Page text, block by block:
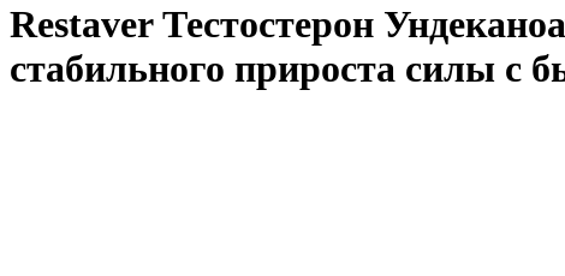
Restaver Тестостерон
стабильного прироста силы с